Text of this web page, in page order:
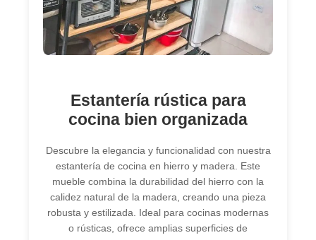
Estantería rústica para
cocina bien organizada
Descubre la elegancia y funcionalidad con nuestra
estantería de cocina en hierro y madera. Este
mueble combina la durabilidad del hierro con la
calidez natural de la madera, creando una pieza
robusta y estilizada. Ideal para cocinas modernas
o rústicas, ofrece amplias superficies de